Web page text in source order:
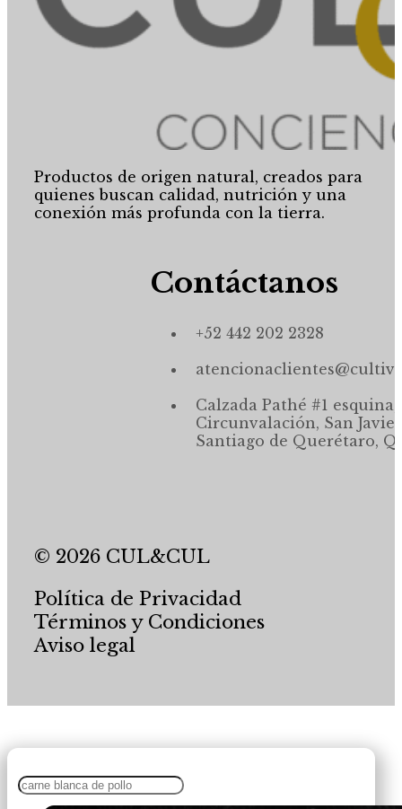
Productos de origen natural, creados para
quienes buscan calidad, nutrición y una
conexión más profunda con la tierra.
Contáctanos
+52 442 202 2328
Calzada Pathé #1 esquina,
Circunvalación, San
Santiago de Querétaro,
© 2026 CUL&CUL
Política de Privacidad
Términos y Condiciones
Aviso legal